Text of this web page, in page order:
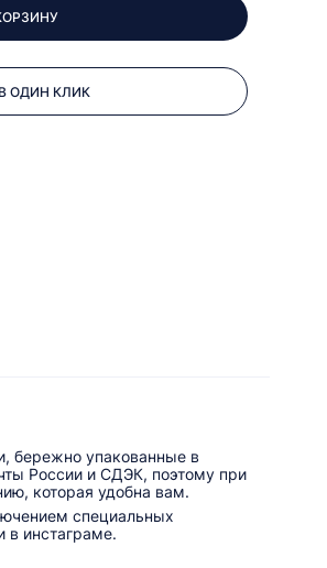
ОДИН КЛИК
бережно упакованные в
России и СДЭК, поэтому при
которая удобна вам.
специальных
в инстаграме.